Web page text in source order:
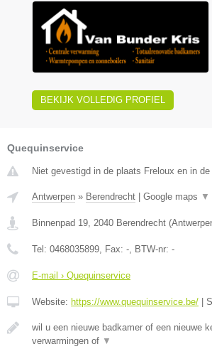
BEKIJK VOLLEDIG PROFIEL
Quequinservice
Niet gevestigd in de plaats Freloux en in
Antwerpen » Berendrecht Google maps ▼
Binnenpad 19, 2040 Berendrecht (
Tel: 0468035899, Fax: -, BTW-nr: -
E-mail › Quequinservice
Website: https://www.quequinservice.be/
wil u een nieuwe badkamer of een nieuwe
verwarmingen of ▼